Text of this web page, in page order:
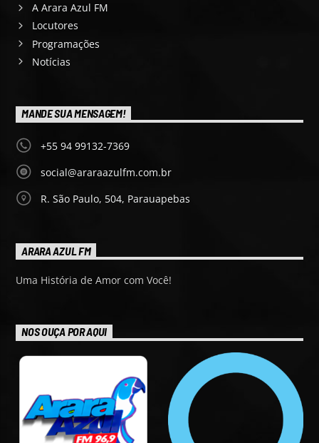
A Arara Azul FM
Locutores
Programações
Notícias
MANDE SUA MENSAGEM!
+55 94 99132-7369
social@araraazulfm.com.br
R. São Paulo, 504, Parauapebas
ARARA AZUL FM
Uma História de Amor com Você!
NOS OUÇA POR AQUI